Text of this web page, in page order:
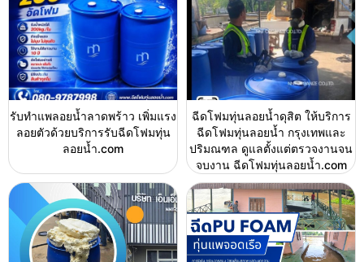
รับทำแพลอยน้ำลาดพร้าว เพิ่มแรง
ลอยตัวด้วยบริการรับฉีดโฟมทุ่น
ลอยน้ำ.com
ฉีดโฟมทุ่นลอยน้ำดุสิต ให้บริการ
ฉีดโฟมทุ่นลอยน้ำ กรุงเทพและ
ปริมณฑล ดูแลตั้งแต่ตรวจงานจน
จบงาน ฉีดโฟมทุ่นลอยน้ำ.com